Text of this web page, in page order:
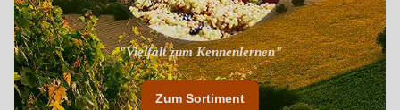
"Vielfalt zum Kennenlernen"
Zum Sortiment